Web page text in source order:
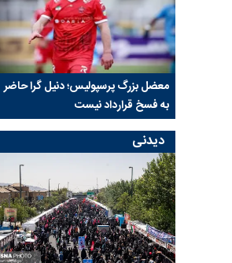
معضل بزرگ پرسپولیس؛ دنیل گرا حاضر
به فسخ قرارداد نیست
دیدنی